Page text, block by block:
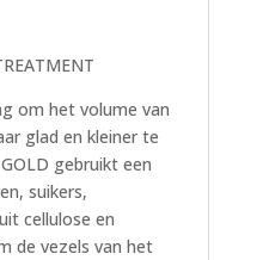
om het volume van
glad en kleiner te
gebruikt een
suikers,
cellulose en
de vezels van het